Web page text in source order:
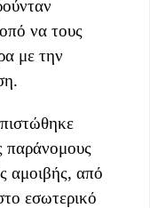
να τους
με την
παράνομους
αμοιβής, από
εσωτερικό